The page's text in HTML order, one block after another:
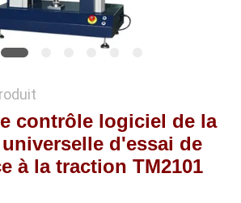
contrôle logiciel de la
d'essai de
à la traction TM2101